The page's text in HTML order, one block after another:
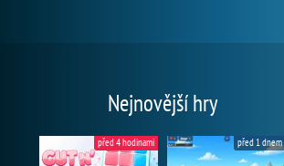
Nejnovější hry
před 4 hodinami před 1 dnem